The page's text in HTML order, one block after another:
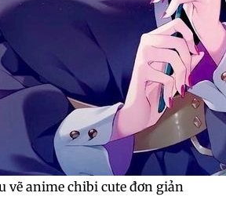
vẽ anime chibi cute đơn giản